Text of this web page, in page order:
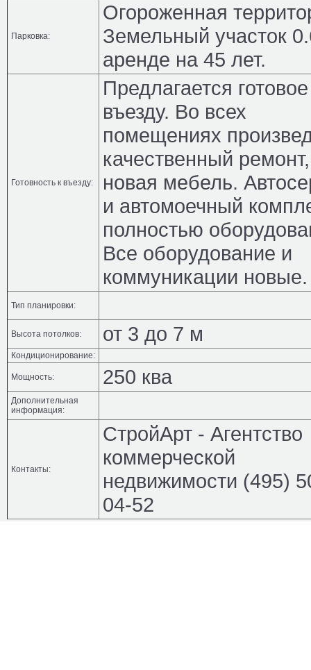
Парковка:
Огороженная
Земельный участок
аренде на 45 лет.
Готовность к въезду:
Предлагается
въезду. Во всех
помещениях
качественный ремонт,
новая мебель.
и автомоечный
полностью
Все оборудование и
коммуникации новые.
Тип планировки:
Высота потолков: от 3 до 7 м
Кондиционирование:
Мощность: 250 ква
Дополнительная
информация:
Контакты:
СтройАрт - Агентство
коммерческой
недвижимости (495)
04-52